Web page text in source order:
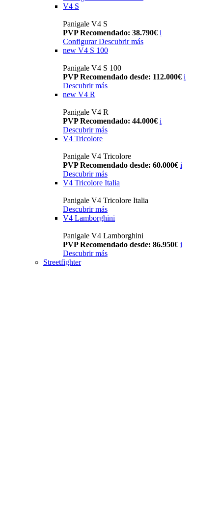
V4 S
Panigale V4 S
PVP Recomendado: 38.790€ i
Configurar Descubrir más
new V4 S 100
Panigale V4 S 100
PVP Recomendado desde: 112.000€ i
Descubrir más
new V4 R
Panigale V4 R
PVP Recomendado: 44.000€ i
Descubrir más
V4 Tricolore
Panigale V4 Tricolore
PVP Recomendado desde: 60.000€ i
Descubrir más
V4 Tricolore Italia
Panigale V4 Tricolore Italia
Descubrir más
V4 Lamborghini
Panigale V4 Lamborghini
PVP Recomendado desde: 86.950€ i
Descubrir más
Streetfighter